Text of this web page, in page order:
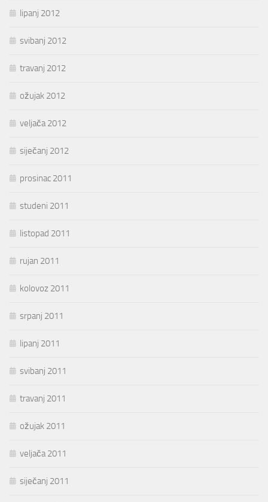
lipanj 2012
svibanj 2012
travanj 2012
ožujak 2012
veljača 2012
siječanj 2012
prosinac 2011
studeni 2011
listopad 2011
rujan 2011
kolovoz 2011
srpanj 2011
lipanj 2011
svibanj 2011
travanj 2011
ožujak 2011
veljača 2011
siječanj 2011